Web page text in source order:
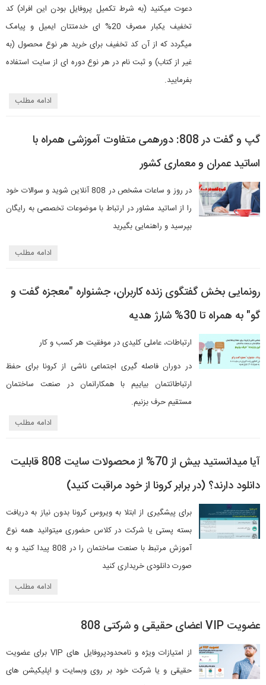
دعوت میکنید (به شرط تکمیل پروفایل بودن این افراد) کد
تخفیف یکبار مصرف 20% ای خدمتتان ایمیل و پیامک
میگردد که از آن کد تخفیف برای خرید هر نوع محصول (به
غیر از کتاب) و ثبت نام در هر نوع دوره ای از سایت استفاده
بفرمایید.
ادامه مطلب
گپ و گفت در 808: دورهمی متفاوت آموزشی همراه با
اساتید عمران و معماری کشور
در روز و ساعات مشخص در 808 آنلاین شوید و سوالات خود
را از اساتید مشاور در ارتباط با موضوعات تخصصی به رایگان
بپرسید و راهنمایی بگیرید
ادامه مطلب
رونمایی بخش گفتگوی زنده کاربران، جشنواره "معجزه گفت و
گو" به همراه تا 30% شارژ هدیه
ارتباطات، عاملی کلیدی در موفقیت هر کسب و کار
در دوران فاصله گیری اجتماعی ناشی از کرونا برای حفظ
ارتباطاتتمان بیاییم با همکارانمان در صنعت ساختمان
مستقیم حرف بزنیم.
ادامه مطلب
آیا میدانستید بیش از 70% از محصولات سایت 808 قابلیت
دانلود دارند؟ (در برابر کرونا از خود مراقبت کنید)
برای پیشگیری از ابتلا به ویروس کرونا بدون نیاز به دریافت
بسته پستی یا شرکت در کلاس حضوری میتوانید همه نوع
آموزش مرتبط با صنعت ساختمان را در 808 پیدا کنید و به
صورت دانلودی خریداری کنید
ادامه مطلب
عضویت VIP اعضای حقیقی و شرکتی 808
از امتیازات ویژه و نامحدودپروفایل های VIP برای عضویت
حقیقی و یا شرکت خود بر روی وبسایت و اپلیکیشن های